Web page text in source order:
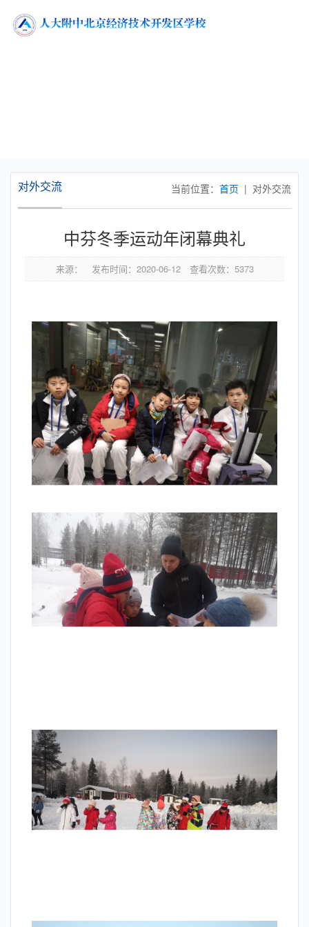
对外交流 当前位置： 首页 | 对外交流
中芬冬季运动年闭幕典礼
来源： 发布时间： 2020-06-12查看次数： 5373